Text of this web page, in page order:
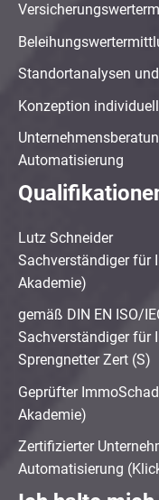
Standortanalysen
Konzeption
Automatisierung
Lutz Schneider
Sachverständiger für
Akademie)
gemäß DIN EN ISO/
Sachverständiger für
Sprengnetter Zert (S)
Geprüfter
Akademie)
Zertifizierter
Automatisierung